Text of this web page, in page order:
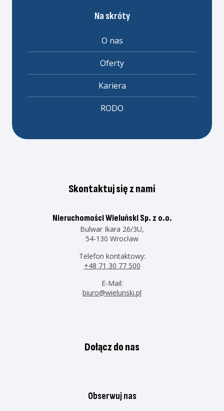
Na skróty
O nas
Oferty
Kariera
RODO
Skontaktuj się z nami
Nieruchomości Wieluński Sp. z o.o.
Bulwar Ikara 26/3U,
54-130 Wrocław
Telefon kontaktowy:
+48 71 30 77 500
E-Mail:
biuro@wielunski.pl
Dołącz do nas
Obserwuj nas